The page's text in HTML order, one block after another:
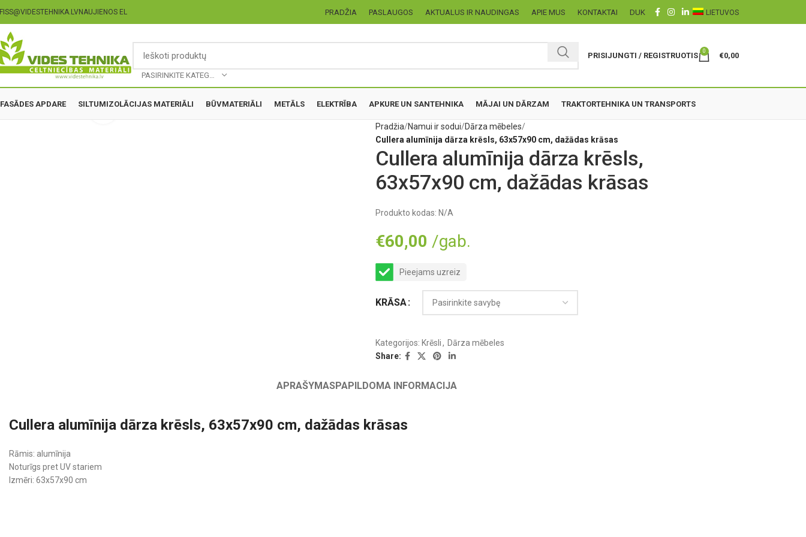
NAUJIENOS EL PRADŽIA PASLAUGOS AKTUALUS IR NAUDINGAS APIE MUS KONTAKTAI DUK LIETUVOS
PRISIJUNGTI / REGISTRUOTIS
0
€0,00
FASĀDES APDARE SILTUMIZOLĀCIJAS MATERIĀLI BŪVMATERIĀLI METĀLS ELEKTRĪBA APKURE UN SANTEHNIKA MĀJAI UN DĀRZAM TRAKTORTEHNIKA UN TRANSPORTS
Click to enlarge
Pradžia Namui ir sodui Dārza mēbeles
Cullera alumīnija dārza krēsls, 63x57x90 cm, dažādas krāsas
Cullera alumīnija dārza krēsls,
63x57x90 cm, dažādas krāsas
Produkto kodas: N/A
€60,00 /gab.
Pieejams uzreiz
KRĀSA
Kategorijos: Krēsli, Dārza mēbeles
Share:
APRAŠYMASPAPILDOMA INFORMACIJA
Cullera alumīnija dārza krēsls, 63x57x90 cm, dažādas krāsas
Rāmis: alumīnija
Noturīgs pret UV stariem
Izmēri: 63x57x90 cm